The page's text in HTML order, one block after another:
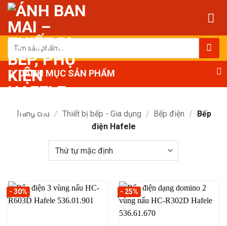
Bỏ
nội
dung
Tìm
kiếm:
DANH MỤC SẢN PHẨM
Trang chủ / Thiết bị bếp - Gia dụng / Bếp điện /
Bếp
điện Hafele
- 30% - 25%